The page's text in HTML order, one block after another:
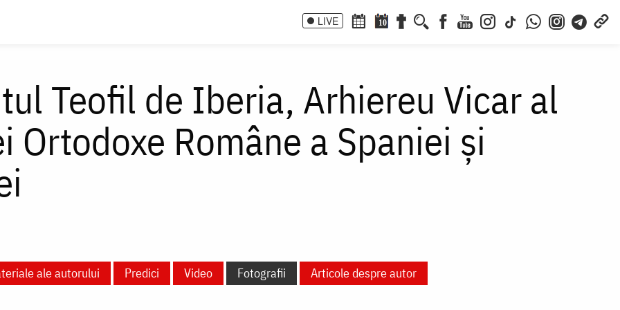
LIVE 10
Teofil de Iberia, Arhiereu Vicar al
Ortodoxe Române a Spaniei și
ale autorului Predici Video Fotografii Articole despre autor